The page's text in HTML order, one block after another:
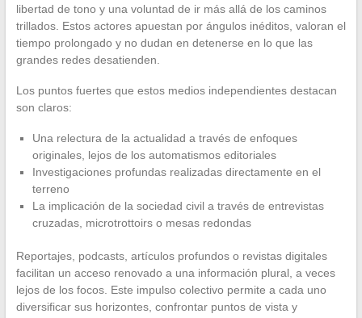
libertad de tono y una voluntad de ir más allá de los caminos
trillados. Estos actores apuestan por ángulos inéditos, valoran el
tiempo prolongado y no dudan en detenerse en lo que las
grandes redes desatienden.
Los puntos fuertes que estos medios independientes destacan
son claros:
Una relectura de la actualidad a través de enfoques
originales, lejos de los automatismos editoriales
Investigaciones profundas realizadas directamente en el
terreno
La implicación de la sociedad civil a través de entrevistas
cruzadas, microtrottoirs o mesas redondas
Reportajes, podcasts, artículos profundos o revistas digitales
facilitan un acceso renovado a una información plural, a veces
lejos de los focos. Este impulso colectivo permite a cada uno
diversificar sus horizontes, confrontar puntos de vista y